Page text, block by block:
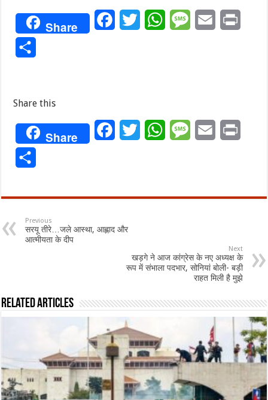
Share FacebookTwitterWhatsAppMessageEmail
Share this
Share FacebookTwitterWhatsAppMessageEmail
Previous
सरयू तीरे…जले आस्था, आह्लाद और
आत्मीयता के दीप
Next
खड़गे ने आज कांग्रेस के नए अध्यक्ष के
रूप में संभाला पदभार, सोनियां बोली- बड़ी
राहत मिली है मुझे
Related Articles